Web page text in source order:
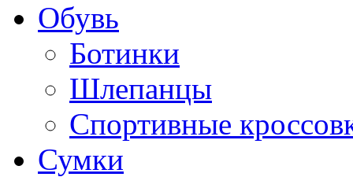
Обувь
Ботинки
Шлепанцы
Спортивные
Сумки